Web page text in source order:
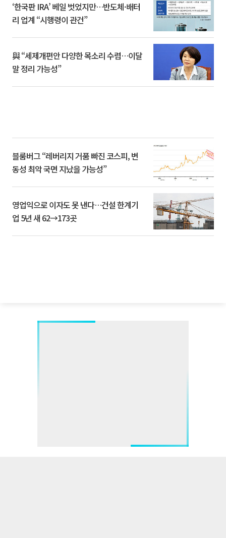
‘한국판 IRA’ 베일 벗었지만…반도체·배터
리 업계 “시행령이 관건”
與 “세제개편안 다양한 목소리 수렴…이달
말 정리 가능성”
블룸버그 “레버리지 거품 빠진 코스피, 변
동성 최악 국면 지났을 가능성”
영업익으로 이자도 못 낸다…건설 한계기
업 5년 새 62→173곳